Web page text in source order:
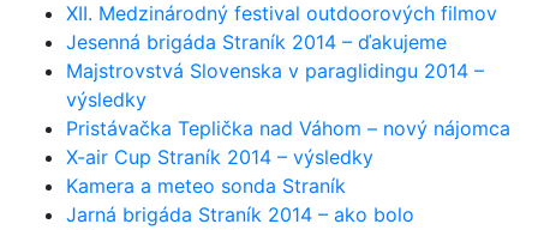
XII. Medzinárodný festival outdoorových filmov
Jesenná brigáda Straník 2014 – ďakujeme
Majstrovstvá Slovenska v paraglidingu 2014 –
výsledky
Pristávačka Teplička nad Váhom – nový nájomca
X-air Cup Straník 2014 – výsledky
Kamera a meteo sonda Straník
Jarná brigáda Straník 2014 – ako bolo